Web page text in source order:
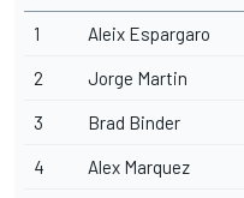
1 Aleix Espargaro
2 Jorge Martin
3 Brad Binder
4 Alex Marquez